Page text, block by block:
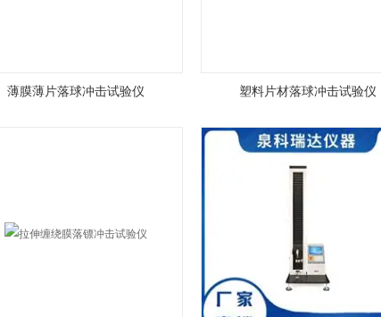
薄膜薄片落球冲击试验仪 塑料片材落球冲击试验仪